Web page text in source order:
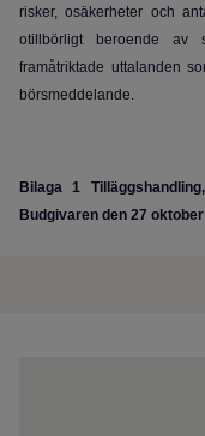
risker, osäkerheter och
otillbörligt beroende av
framåtriktade uttalanden
börsmeddelande.
Bilaga 1
Budgivaren den 27